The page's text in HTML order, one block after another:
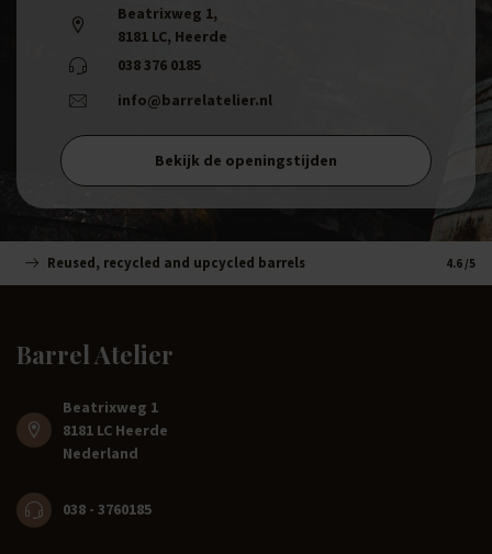
Beatrixweg 1,
8181 LC, Heerde
038 376 0185
info@barrelatelier.nl
Bekijk de openingstijden
Reused, recycled and upcycled barrels 4.6 /5
Barrel Atelier
Beatrixweg 1
8181 LC Heerde
Nederland
038 - 3760185